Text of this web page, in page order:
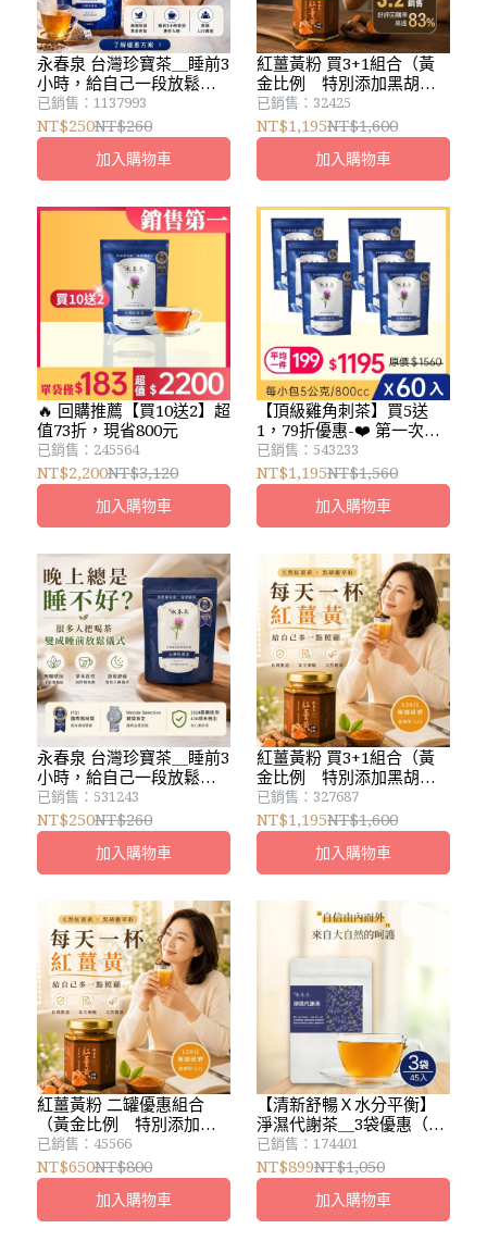
永春泉 台灣珍寶茶＿睡前3
小時，給自己一段放鬆時
間
已銷售：1137993
NT$250NT$260
加入購物車
紅薑黃粉 買3+1組合（黃
金比例 特別添加黑胡椒
粉）優惠活動：宅配免運
＿中午前下單，隔日到
貨，遇假日延後
已銷售：32425
NT$1,195NT$1,600
加入購物車
🔥 回購推薦【買10送2】超
值73折，現省800元
已銷售：245564
NT$2,200NT$3,120
加入購物車
【頂級雞角刺茶】買5送
1，79折優惠-❤️ 第一次體
驗推薦
已銷售：543233
NT$1,195NT$1,560
加入購物車
永春泉 台灣珍寶茶＿睡前3
小時，給自己一段放鬆時
間
已銷售：531243
NT$250NT$260
加入購物車
紅薑黃粉 買3+1組合（黃
金比例 特別添加黑胡椒
粉）優惠活動：宅配免運
＿中午前下單，隔日到
貨，遇假日延後
已銷售：327687
NT$1,195NT$1,600
加入購物車
紅薑黃粉 二罐優惠組合
（黃金比例 特別添加黑
胡椒粉）
已銷售：45566
NT$650NT$800
加入購物車
【清新舒暢Ｘ水分平衡】
淨濕代謝茶＿3袋優惠（共
45入)
已銷售：174401
NT$899NT$1,050
加入購物車